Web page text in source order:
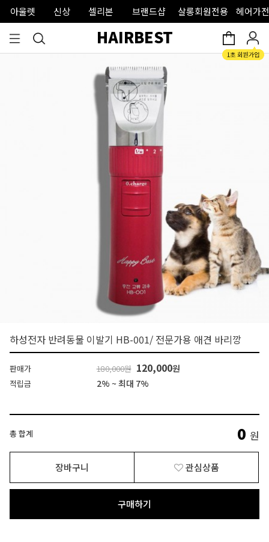
아울렛 신상 셀리본 브랜드샵 살롱회원전용 헤어가
HAIRBEST
하성전자 반려동물 이발기 HB-001/ 전문가용 애견 바리깡
판매가 180,000원 120,000원
적립금 2% ~ 최대 7%
총 합계 0 원
장바구니 관심상품
구매하기